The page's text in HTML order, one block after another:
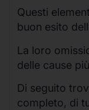
Questi
buon esito
La loro
delle cause
Di seguito
completo, di